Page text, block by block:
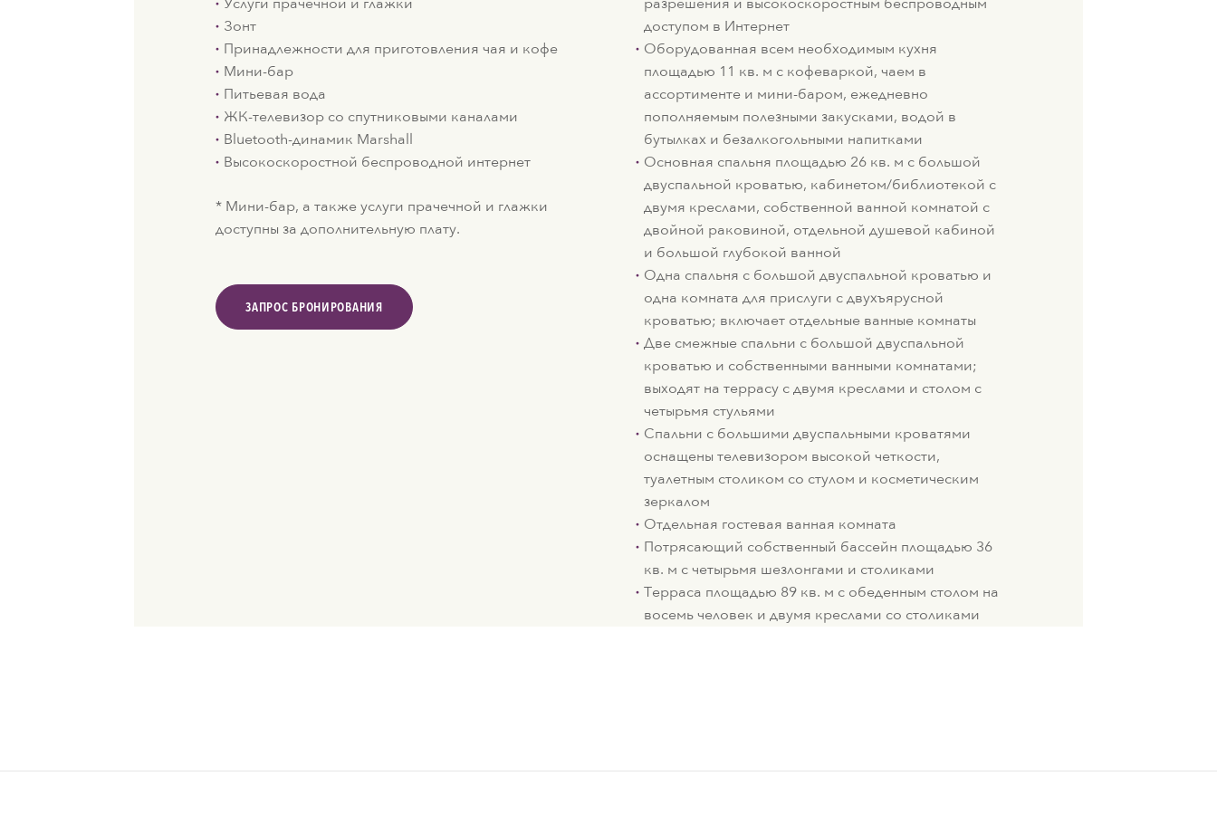
Зонт
Принадлежности для приготовления чая и кофе
Мини-бар
Питьевая вода
ЖК-телевизор со спутниковыми каналами
Bluetooth-динамик Marshall
Высокоскоростной беспроводной интернет
* Мини-бар, а также услуги прачечной и глажки
доступны за дополнительную плату.
ЗАПРОС БРОНИРОВАНИЯ
доступом в Интернет
Оборудованная всем необходимым кухня
площадью 11 кв. м с кофеваркой, чаем в
ассортименте и мини-баром, ежедневно
пополняемым полезными закусками, водой в
бутылках и безалкогольными напитками
Основная спальня площадью 26 кв. м с большой
двуспальной кроватью, кабинетом/библиотекой с
двумя креслами, собственной ванной комнатой с
двойной раковиной, отдельной душевой кабиной
и большой глубокой ванной
Одна спальня с большой двуспальной кроватью и
одна комната для прислуги с двухъярусной
кроватью; включает отдельные ванные комнаты
Две смежные спальни с большой двуспальной
кроватью и собственными ванными комнатами;
выходят на террасу с двумя креслами и столом с
четырьмя стульями
Спальни с большими двуспальными кроватями
оснащены телевизором высокой четкости,
туалетным столиком со стулом и косметическим
зеркалом
Отдельная гостевая ванная комната
Потрясающий собственный бассейн площадью 36
кв. м с четырьмя шезлонгами и столиками
Терраса площадью 89 кв. м с обеденным столом на
восемь человек и двумя креслами со столиками